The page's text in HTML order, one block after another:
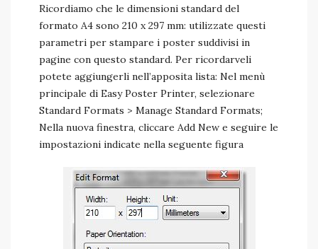
Ricordiamo che le dimensioni standard del
formato A4 sono 210 x 297 mm: utilizzate questi
parametri per stampare i poster suddivisi in
pagine con questo standard. Per ricordarveli
potete aggiungerli nell’apposita lista: Nel menù
principale di Easy Poster Printer, selezionare
Standard Formats > Manage Standard Formats;
Nella nuova finestra, cliccare Add New e seguire le
impostazioni indicate nella seguente figura